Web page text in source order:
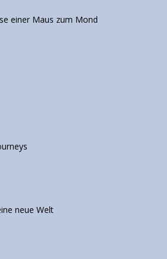
einer Maus zum Mond
neue Welt